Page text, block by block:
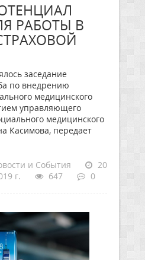
РАБОТЫ В
заседание
по внедрению
медицинского
управляющего
медицинского
Касимова, передает
и События
20
г.
647 0